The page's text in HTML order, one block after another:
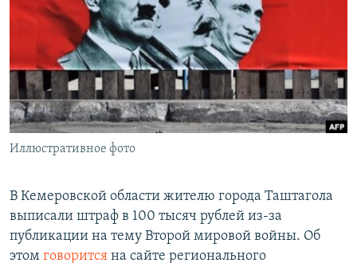
РАСПИСАНИЕ ВЕЩАНИЯ
ПОДПИШИТЕСЬ НА РАССЫЛКУ
СОЦИАЛЬНЫЕ СЕТИ
Все сайты РСЕ/РС
Иллюстративное фото
В Кемеровской области жителю города Таштагола
выписали штраф в 100 тысяч рублей из-за
публикации на тему Второй мировой войны. Об
этом говорится на сайте регионального